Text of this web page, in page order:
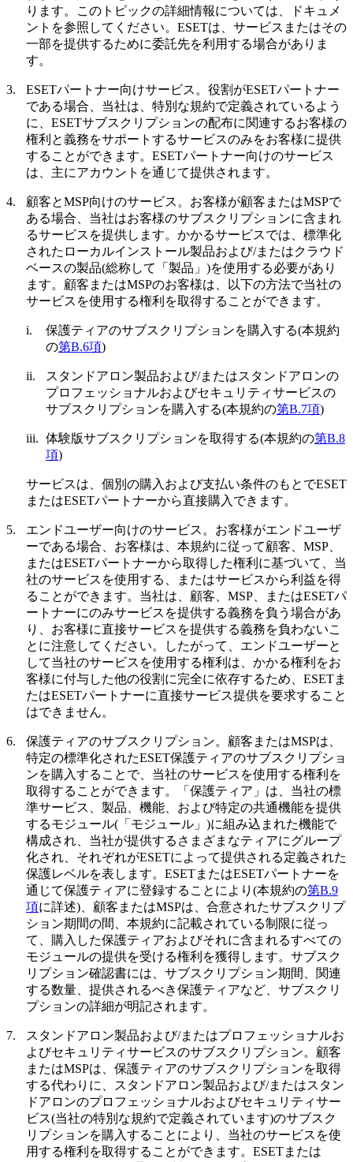
ります。このトピックの詳細情報については、ドキュメ
ントを参照してください。ESETは、サービスまたはその
一部を提供するために委託先を利用する場合がありま
す。
3. ESETパートナー向けサービス。 役割がESETパートナー
である場合、当社は、特別な規約で定義されているよう
に、ESETサブスクリプションの配布に関連するお客様の
権利と義務をサポートするサービスのみをお客様に提供
することができます。ESETパートナー向けのサービス
は、主にアカウントを通じて提供されます。
4. 顧客とMSP向けのサービス。 お客様が顧客またはMSPで
ある場合、当社はお客様のサブスクリプションに含まれ
るサービスを提供します。かかるサービスでは、標準化
されたローカルインストール製品および/またはクラウド
ベースの製品(総称して「 製品 」)を使用する必要があり
ます。顧客またはMSPのお客様は、以下の方法で当社の
サービスを使用する権利を取得することができます。
i.
保護ティアのサブスクリプションを購入する(本規約
の第B.6項)
ii.
スタンドアロン製品および/またはスタンドアロンの
プロフェッショナルおよびセキュリティサービスの
サブスクリプションを購入する(本規約の第B.7項)
iii. 体験版サブスクリプションを取得する(本規約の第B.8
項)
サービスは、個別の購入および支払い条件のもとでESET
またはESETパートナーから直接購入できます。
5. エンドユーザー向けのサービス。 お客様がエンドユーザ
ーである場合、お客様は、本規約に従って顧客、MSP、
またはESETパートナーから取得した権利に基づいて、当
社のサービスを使用する、またはサービスから利益を得
ることができます。当社は、顧客、MSP、またはESETパ
ートナーにのみサービスを提供する義務を負う場合があ
り、お客様に直接サービスを提供する義務を負わないこ
とに注意してください。したがって、エンドユーザーと
して当社のサービスを使用する権利は、かかる権利をお
客様に付与した他の役割に完全に依存するため、ESETま
たはESETパートナーに直接サービス提供を要求すること
はできません。
6. 保護ティアのサブスクリプション。 顧客またはMSPは、
特定の標準化されたESET保護ティアのサブスクリプショ
ンを購入することで、当社のサービスを使用する権利を
取得することができます。「 保護ティア 」は、当社の標
準サービス、製品、機能、および特定の共通機能を提供
するモジュール(「 モジュール 」)に組み込まれた機能で
構成され、当社が提供するさまざまなティアにグループ
化され、それぞれがESETによって提供される定義された
保護レベルを表します。ESETまたはESETパートナーを
通じて保護ティアに登録することにより(本規約の第B.9
項に詳述)、顧客またはMSPは、合意されたサブスクリプ
ション期間の間、本規約に記載されている制限に従っ
て、購入した保護ティアおよびそれに含まれるすべての
モジュールの提供を受ける権利を獲得します。サブスク
リプション確認書には、サブスクリプション期間、関連
する数量、提供されるべき保護ティアなど、サブスクリ
プションの詳細が明記されます。
7.
スタンドアロン製品および/またはプロフェッショナルお
よびセキュリティサービスのサブスクリプション。 顧客
またはMSPは、保護ティアのサブスクリプションを取得
する代わりに、スタンドアロン製品および/またはスタン
ドアロンのプロフェッショナルおよびセキュリティサー
ビス(当社の特別な規約で定義されています)のサブスク
リプションを購入することにより、当社のサービスを使
用する権利を取得することができます。ESETまたは